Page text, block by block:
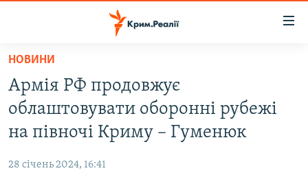
Перейти
основного
матеріалу
Перейти
до
основної
ВОДА.КРИМ
ВІДЕО ТА ФОТО
БЛОГИ
НОВИНИ
Армія РФ продовжує
облаштовувати оборонні рубежі
на півночі Криму – Гуменюк
28 січень 2024, 16:41